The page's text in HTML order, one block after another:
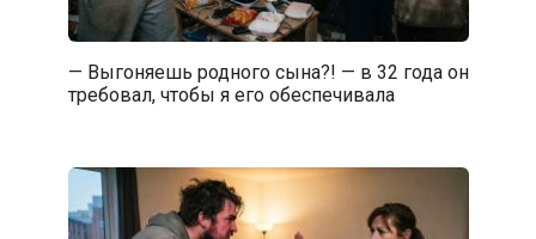
— Выгоняешь родного сына?! — в 32 года он
требовал, чтобы я его обеспечивала